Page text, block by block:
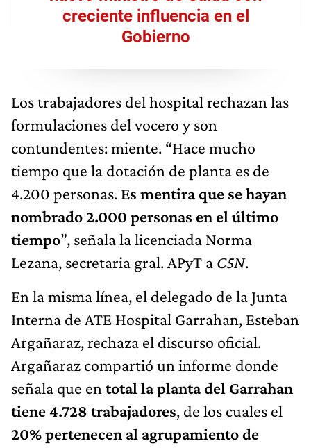
creciente influencia en el
Gobierno
Los trabajadores del hospital rechazan las
formulaciones del vocero y son
contundentes: miente. “Hace mucho
tiempo que la dotación de planta es de
4.200 personas. Es mentira que se hayan
nombrado 2.000 personas en el último
tiempo”, señala la licenciada Norma
Lezana, secretaria gral. APyT a C5N.
En la misma línea, el delegado de la Junta
Interna de ATE Hospital Garrahan, Esteban
Argañaraz, rechaza el discurso oficial.
Argañaraz compartió un informe donde
señala que en total la planta del Garrahan
tiene 4.728 trabajadores, de los cuales el
20% pertenecen al agrupamiento de